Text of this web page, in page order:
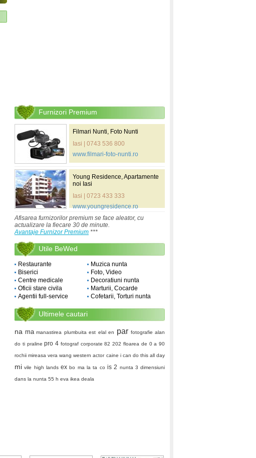
Furnizori Premium
Filmari Nunti, Foto Nunti
Iasi | 0743 536 800
www.filmari-foto-nunti.ro
Young Residence, Apartamente
noi Iasi
Iasi | 0723 433 333
www.youngresidence.ro
Afisarea furnizorilor premium se face aleator, cu
actualizare la fiecare 30 de minute.
Avantaje Furnizor Premium ***
Utile BeWed
Restaurante
Biserici
Centre medicale
Oficii stare civila
Agentii full-service
Muzica nunta
Foto, Video
Decoratiuni nunta
Marturii, Cocarde
Cofetarii, Torturi nunta
Ultimele cautari
na ma manastirea plumbuita est elal en par fotografie alan
do ti praline pro 4 fotograf corporate 82 202 floarea de 0 a 90
rochii mireasa vera wang western actor caine i can do this all day
mi vile high lands ex bo ma la ta co is 2 nunta 3 dimensiuni
dans la nunta 55 h eva ikea deala